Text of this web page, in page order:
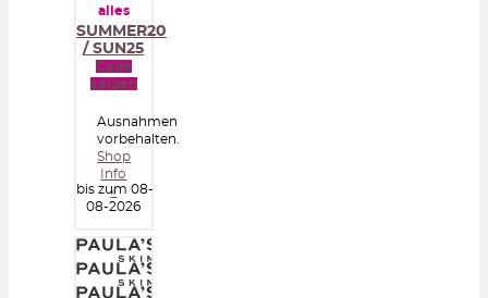
alles
SUMMER20
/ SUN25
Code
zeigen
Ausnahmen
vorbehalten.
Shop
Info
»
bis zum 08-
08-2026